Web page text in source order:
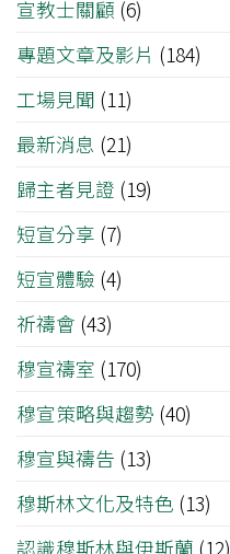
宣教士關顧 (6)
專題文章及影片 (184)
工場見聞 (11)
最新消息 (21)
歸主者見證 (19)
短宣分享 (7)
短宣體驗 (4)
祈禱會 (43)
穆宣禱室 (170)
穆宣策略與趨勢 (40)
穆宣與禱告 (13)
穆斯林文化及特色 (13)
認識穆斯林與伊斯蘭 (12)